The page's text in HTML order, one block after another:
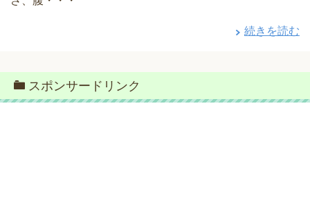
続きを読む
スポンサードリンク